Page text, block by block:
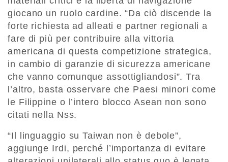
giocano un ruolo cardine.“Daciò discende la
forte richiesta ad alleati e partner regionali a
fare di più per contribuire alla vittoria
americana di questa competizione strategica,
in cambio di garanzie di sicurezza americane
che vanno comunque assottigliandosi”. Tra
l’altro, basta osservare che Paesi minori come
le Filippine o l’intero blocco Asean non sono
citati nella Nss.
“Il linguaggio su Taiwan non è debole”,
aggiunge Irdi, perché l’importanza di evitare